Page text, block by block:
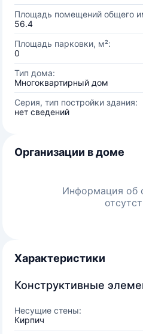
Площадь помещений общего
56.4
Площадь парковки, м²:
0
Тип дома:
Многоквартирный дом
Серия, тип постройки здания:
нет сведений
Организации в доме
Информация об
Характеристики
Конструктивные
Несущие стены:
Кирпич